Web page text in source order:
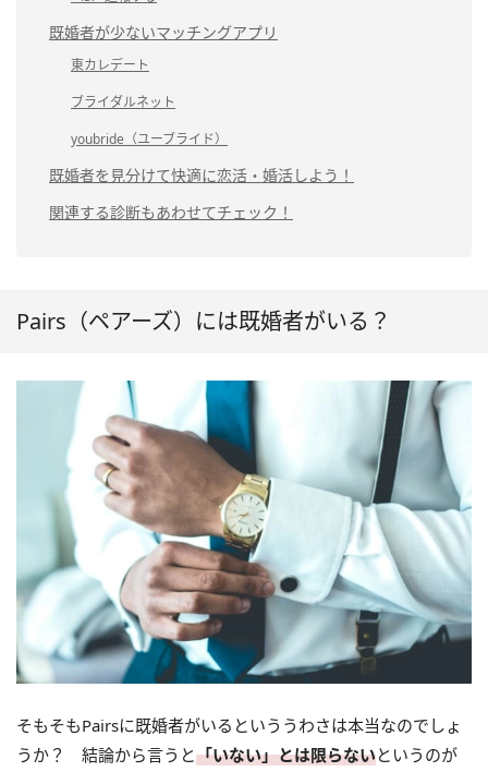
既婚者が少ないマッチングアプリ
東カレデート
ブライダルネット
youbride（ユーブライド）
既婚者を見分けて快適に恋活・婚活しよう！
関連する診断もあわせてチェック！
Pairs（ペアーズ）には既婚者がいる？
そもそもPairsに既婚者がいるといううわさは本当なのでしょ
うか？ 結論から言うと「いない」とは限らないというのが